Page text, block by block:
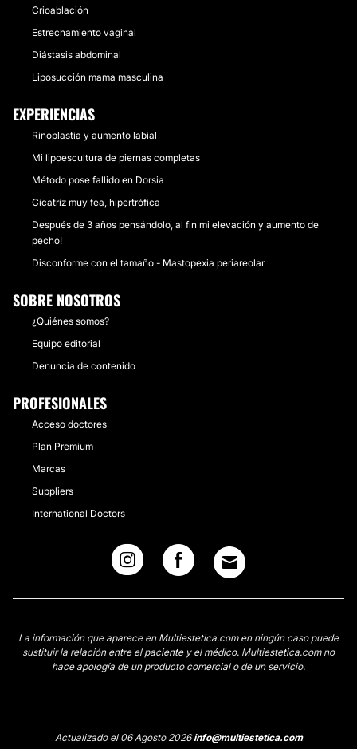
Crioablación
Estrechamiento vaginal
Diástasis abdominal
Liposucción mama masculina
EXPERIENCIAS
Rinoplastia y aumento labial
Mi lipoescultura de piernas completas
Método pose fallido en Dorsia
Cicatriz muy fea, hipertrófica
Después de 3 años pensándolo, al fin mi elevación y aumento de
pecho!
Disconforme con el tamaño - Mastopexia periareolar
SOBRE NOSOTROS
¿Quiénes somos?
Equipo editorial
Denuncia de contenido
PROFESIONALES
Acceso doctores
Plan Premium
Marcas
Suppliers
International Doctors
La información que aparece en Multiestetica.com en ningún caso puede
sustituir la relación entre el paciente y el médico. Multiestetica.com no
hace apología de un producto comercial o de un servicio.
Actualizado el 06 Agosto 2026info@multiestetica.com